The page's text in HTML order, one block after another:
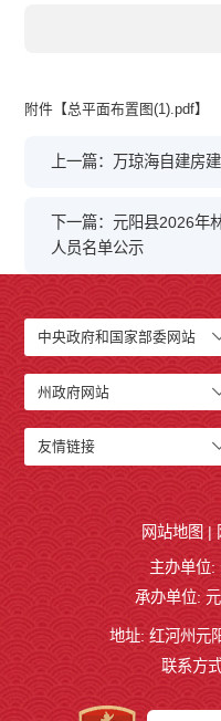
附件【总平面布置图(1).pdf】
上一篇：万琼海自建房
下一篇：元阳县2026年
人员名单公示
中央政府和国家部委网站
州政府网站
友情链接
网站地图 |
主办单位:
承办单位:
地址: 红河州元
联系方